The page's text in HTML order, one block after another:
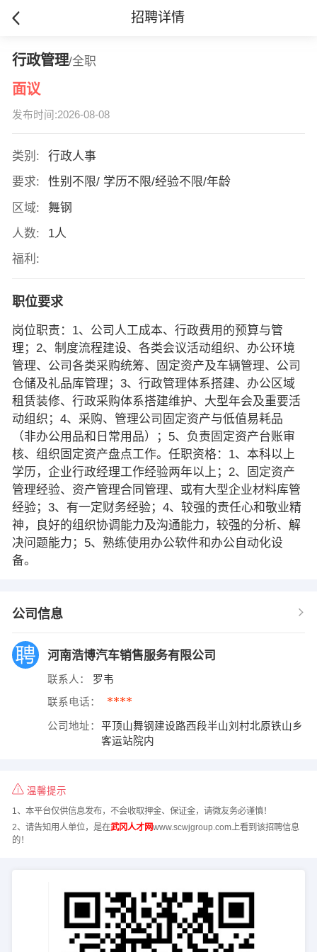
招聘详情
行政管理/全职
面议
发布时间:2026-08-08
类别:
行政人事
要求:
性别不限/ 学历不限/经验不限/年龄
区域:
舞钢
人数:
1人
福利:
职位要求
岗位职责：1、公司人工成本、行政费用的预算与管
理；2、制度流程建设、各类会议活动组织、办公环境
管理、公司各类采购统筹、固定资产及车辆管理、公司
仓储及礼品库管理；3、行政管理体系搭建、办公区域
租赁装修、行政采购体系搭建维护、大型年会及重要活
动组织；4、采购、管理公司固定资产与低值易耗品
（非办公用品和日常用品）；5、负责固定资产台账审
核、组织固定资产盘点工作。任职资格：1、本科以上
学历，企业行政经理工作经验两年以上；2、固定资产
管理经验、资产管理合同管理、或有大型企业材料库管
经验；3、有一定财务经验；4、较强的责任心和敬业精
神，良好的组织协调能力及沟通能力，较强的分析、解
决问题能力；5、熟练使用办公软件和办公自动化设
备。
公司信息
河南浩博汽车销售服务有限公司
联系人： 罗韦
联系电话： ****
公司地址：
平顶山舞钢建设路西段半山刘村北原铁山乡
客运站院内
温馨提示
1、本平台仅供信息发布，不会收取押金、保证金，请微友务必谨慎！
2、请告知用人单位，是在武冈人才网www.scwjgroup.com上看到该招聘信息
的！